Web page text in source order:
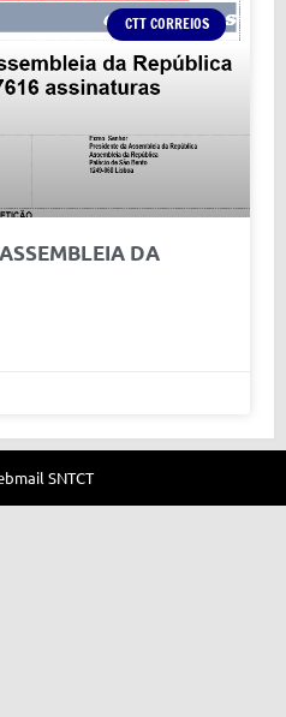
CTT CORREIOS
DA
SNTCT